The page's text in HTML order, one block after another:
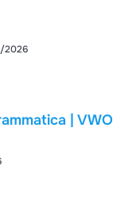
2026
| VWO